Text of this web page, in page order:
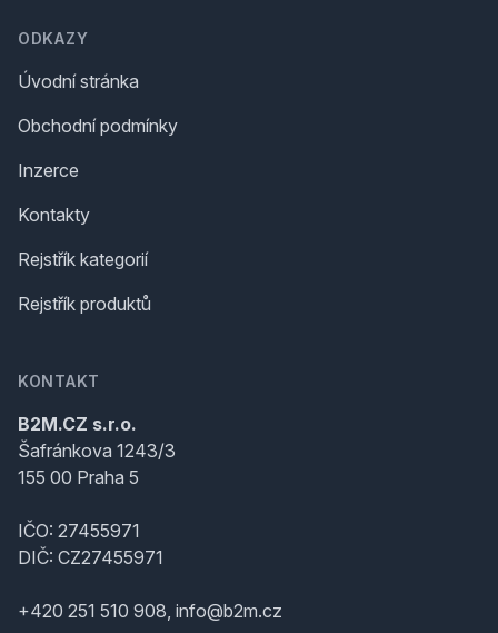
ODKAZY
Úvodní stránka
Obchodní podmínky
Inzerce
Kontakty
Rejstřík kategorií
Rejstřík produktů
KONTAKT
B2M.CZ s.r.o.
Šafránkova 1243/3
155 00 Praha 5
IČO: 27455971
DIČ: CZ27455971
+420 251 510 908, info@b2m.cz